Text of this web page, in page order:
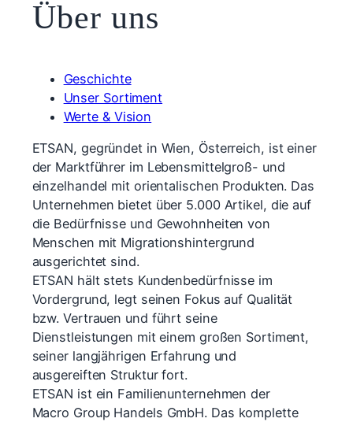
Über uns
Geschichte
Unser Sortiment
Werte & Vision
ETSAN, gegründet in Wien, Österreich, ist einer
der Marktführer im Lebensmittelgroß- und
einzelhandel mit orientalischen Produkten. Das
Unternehmen bietet über 5.000 Artikel, die auf
die Bedürfnisse und Gewohnheiten von
Menschen mit Migrationshintergrund
ausgerichtet sind.
ETSAN hält stets Kundenbedürfnisse im
Vordergrund, legt seinen Fokus auf Qualität
bzw. Vertrauen und führt seine
Dienstleistungen mit einem großen Sortiment,
seiner langjährigen Erfahrung und
ausgereiften Struktur fort.
ETSAN ist ein Familienunternehmen der
Macro Group Handels GmbH. Das komplette